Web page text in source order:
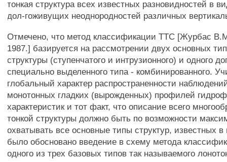
тонкая структура всех известных разновидностей в
дол-гоживущих неоднородностей различных
Отмечено, что метод классификации TTC [Журбас
1987.] базируется на рассмотрении двух основных
структуры (ступенчатого и интрузионного) и одного
специально выделенного типа - комбинированного.
глобальный характер распространенности
монотонных гладких (вырожденных) профилей
характеристик и тот факт, что описание всего
тонкой структуры должно быть по возможности
охватывать все основные типы структур, известных
было обосновано введение в схему метода
одного из трех базовых типов так называемого